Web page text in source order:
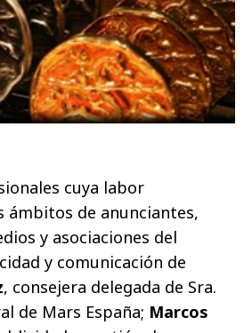
cuya labor
ámbitos de anunciantes,
y asociaciones del
y comunicación de
, consejera delegada de Sra.
de Mars España; Marcos